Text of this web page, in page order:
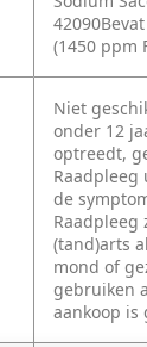
(1450 ppm
Niet
onder 12
optreedt,
de
Raadpleeg
(tand)arts
mond of
gebruiken
aankoop is